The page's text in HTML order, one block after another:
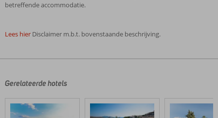
betreffende accommodatie.
Lees hier Disclaimer m.b.t. bovenstaande beschrijving.
door
klanten
geschreven
Gerelateerde hotels